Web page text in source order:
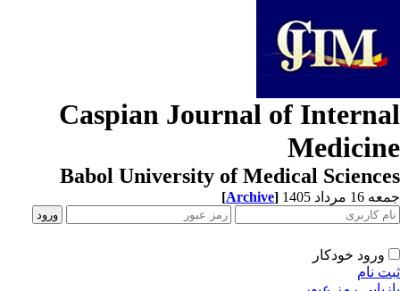
Caspian Journal of
Babol University of Medical
مرداد 1405 [Archive]
ورود خودکار
نام